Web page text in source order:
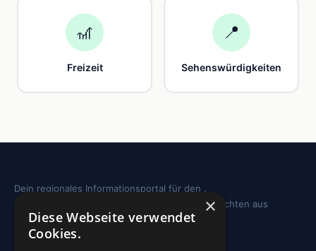
🎢
Freizeit
📍
Sehenswürdigkeiten
Dein regionales Informationsportal für den .
Sehenswürdigkeiten, Ausflugstipps und Geschichten aus
deiner Region.
×
Diese Webseite verwendet
Cookies.